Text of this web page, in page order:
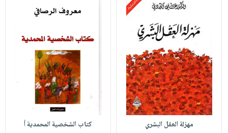
مهزلة العقل البشري
كتاب الشخصية المحمدية أ